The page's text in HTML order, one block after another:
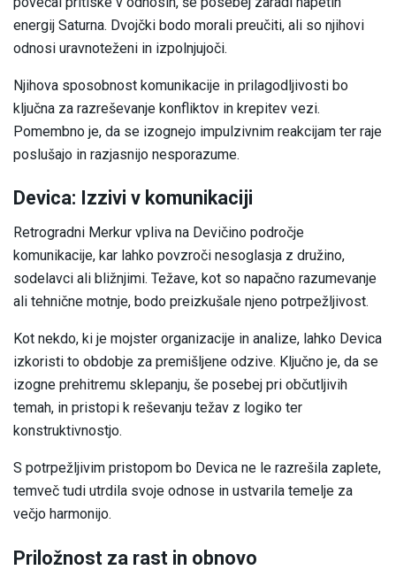
energij Saturna. Dvojčki bodo morali preučiti, ali so njihovi
odnosi uravnoteženi in izpolnjujoči.
Njihova sposobnost komunikacije in prilagodljivosti bo
ključna za razreševanje konfliktov in krepitev vezi.
Pomembno je, da se izognejo impulzivnim reakcijam ter raje
poslušajo in razjasnijo nesporazume.
Devica: Izzivi v komunikaciji
Retrogradni Merkur vpliva na Devičino področje
komunikacije, kar lahko povzroči nesoglasja z družino,
sodelavci ali bližnjimi. Težave, kot so napačno razumevanje
ali tehnične motnje, bodo preizkušale njeno potrpežljivost.
Kot nekdo, ki je mojster organizacije in analize, lahko Devica
izkoristi to obdobje za premišljene odzive. Ključno je, da se
izogne prehitremu sklepanju, še posebej pri občutljivih
temah, in pristopi k reševanju težav z logiko ter
konstruktivnostjo.
S potrpežljivim pristopom bo Devica ne le razrešila zaplete,
temveč tudi utrdila svoje odnose in ustvarila temelje za
večjo harmonijo.
Priložnost za rast in obnovo